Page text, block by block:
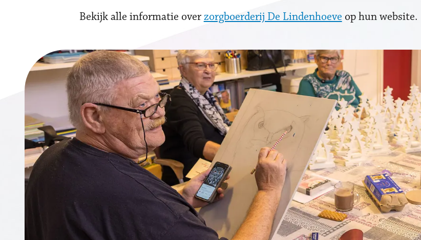
Bekijk alle informatie overzorgboerderij De Lindenhoeve op hun website.